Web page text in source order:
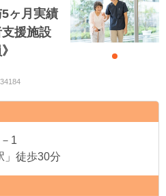
5ヶ月実績
援施設
1
」徒歩30分